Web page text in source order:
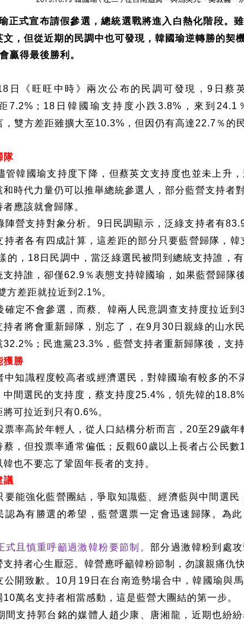
正式宣布請假參選，總統選戰將進入白熱化階段。
，但從近期的民調中也可發現，韓國瑜逆轉勝的契
贏得最後勝利。
日《旺旺中時》兩次公布的民調可發現，9 日蔡
7.2% ； 18 日韓國瑜支持度小跌3.8% ，來到 24.1
，雙方差距雖擴大至10.3% ，但因仍有高達22.7 ％的
隊
管韓國瑜支持度下降，但蔡英文支持度也並未上升
時代力量仍可以推舉總統參選人，部分藍營支持者
應該就會歸隊。
營支持對象分析。
9日民調顯示，泛綠支持者有
持者各有四成計算，這差距的部分只要藍營歸隊，韓
的， 18日民調中，當泛綠選民被問到總統支持誰，有
持誰，卻僅62.9 ％表態支持韓國瑜，如果藍營歸隊
方差距就拉近到2.1%。
確定不會參選，而蔡、韓兩人民意調查支持度拉近到
者將會重新歸隊，別忘了，在9月30日親綠的山水
32.2% ；民進黨23.3% ，藍營支持者重新歸隊後，支
獲勝
中知識程度較高者或經濟選民，對韓國瑜有較多的
中間選民的支持度，蔡支持度25.4% ，領先韓的18.8%
可拉近到只有0.6%。
票率高於年輕人，從人口結構分析而言，20至29歲年
蔡，但投票率通常偏低；反觀60歲以上長者占公民數
也不要忘了鞏固年長者的支持。
議
要能強化藍營團結，爭取知識藍、經濟藍與中間選
認為有勝選的希望，藍營選票一定會迅速歸隊。為
式且慎重呼籲過激韓粉要節制。部分過激韓粉到處
持者心生厭惡。韓營應呼籲韓粉節制，勿讓親痛仇
開致歉。
10月 19日在台南造勢場合中，韓國瑜與
10萬名支持者相當感動，這是藍營大團結的第一步。
間支持郭台銘的媒體人趙少康、唐湘龍，近期也紛